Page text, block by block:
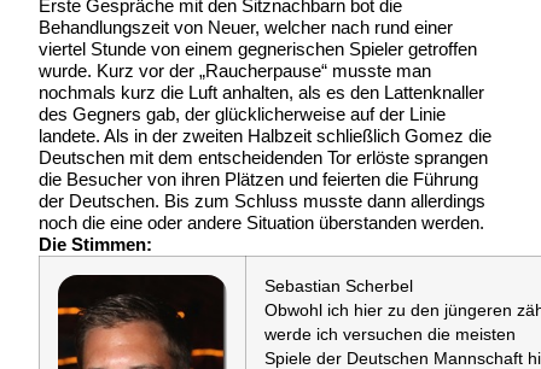
Erste Gespräche mit den Sitznachbarn bot die
Behandlungszeit von Neuer, welcher nach rund einer
viertel Stunde von einem gegnerischen Spieler getroffen
wurde. Kurz vor der „Raucherpause“ musste man
nochmals kurz die Luft anhalten, als es den Lattenknaller
des Gegners gab, der glücklicherweise auf der Linie
landete. Als in der zweiten Halbzeit schließlich Gomez die
Deutschen mit dem entscheidenden Tor erlöste sprangen
die Besucher von ihren Plätzen und feierten die Führung
der Deutschen. Bis zum Schluss musste dann allerdings
noch die eine oder andere Situation überstanden werden.
Die Stimmen:
Sebastian Scherbel
Obwohl ich hier zu den jüngeren
werde ich versuchen die meisten
Spiele der Deutschen Mannschaft